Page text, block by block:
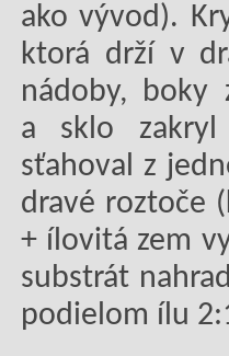
ako vývod).
ktorá drží v
nádoby, boky
a sklo zakryl
sťahoval z
dravé roztoče
+ ílovitá zem
substrát
podielom ílu